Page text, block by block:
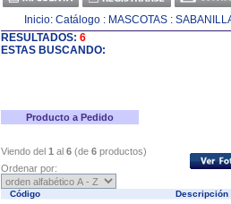
Inicio: Catálogo : MASCOTAS :
RESULTADOS: 6
ESTAS BUSCANDO:
Producto a Pedido
Viendo del 1 al 6 (de 6 productos)
Ordenar por:
Código